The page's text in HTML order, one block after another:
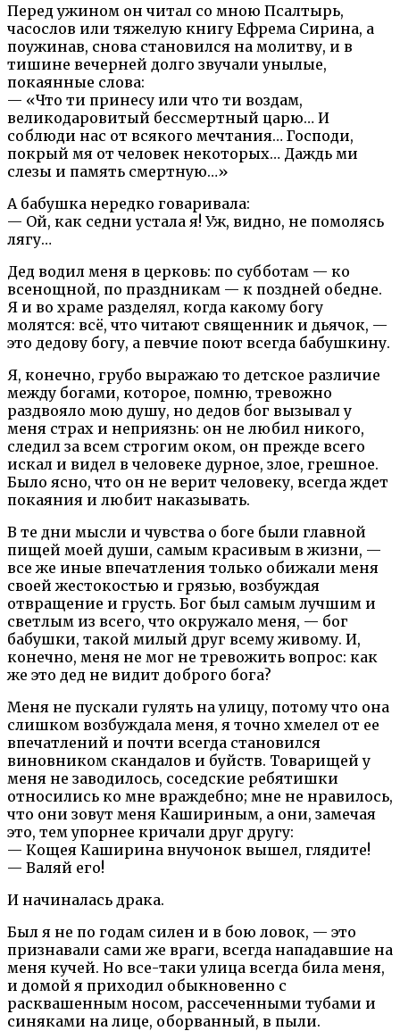
Перед ужином он читал со мною Псалтырь,
часослов или тяжелую книгу Ефрема Сирина, а
поужинав, снова становился на молитву, и в
тишине вечерней долго звучали унылые,
покаянные слова:
— «Что ти принесу или что ти воздам,
великодаровитый бессмертный царю… И
соблюди нас от всякого мечтания… Господи,
покрый мя от человек некоторых… Даждь ми
слезы и память смертную…»
А бабушка нередко говаривала:
— Ой, как седни устала я! Уж, видно, не помолясь
лягу…
Дед водил меня в церковь: по субботам — ко
всенощной, по праздникам — к поздней обедне.
Я и во храме разделял, когда какому богу
молятся: всё, что читают священник и дьячок, —
это дедову богу, а певчие поют всегда бабушкину.
Я, конечно, грубо выражаю то детское различие
между богами, которое, помню, тревожно
раздвояло мою душу, но дедов бог вызывал у
меня страх и неприязнь: он не любил никого,
следил за всем строгим оком, он прежде всего
искал и видел в человеке дурное, злое, грешное.
Было ясно, что он не верит человеку, всегда ждет
покаяния и любит наказывать.
В те дни мысли и чувства о боге были главной
пищей моей души, самым красивым в жизни, —
все же иные впечатления только обижали меня
своей жестокостью и грязью, возбуждая
отвращение и грусть. Бог был самым лучшим и
светлым из всего, что окружало меня, — бог
бабушки, такой милый друг всему живому. И,
конечно, меня не мог не тревожить вопрос: как
же это дед не видит доброго бога?
Меня не пускали гулять на улицу, потому что она
слишком возбуждала меня, я точно хмелел от ее
впечатлений и почти всегда становился
виновником скандалов и буйств. Товарищей у
меня не заводилось, соседские ребятишки
относились ко мне враждебно; мне не нравилось,
что они зовут меня Кашириным, а они, замечая
это, тем упорнее кричали друг другу:
— Кощея Каширина внучонок вышел, глядите!
— Валяй его!
И начиналась драка.
Был я не по годам силен и в бою ловок, — это
признавали сами же враги, всегда нападавшие на
меня кучей. Но все-таки улица всегда била меня,
и домой я приходил обыкновенно с
расквашенным носом, рассеченными тубами и
синяками на лице, оборванный, в пыли.